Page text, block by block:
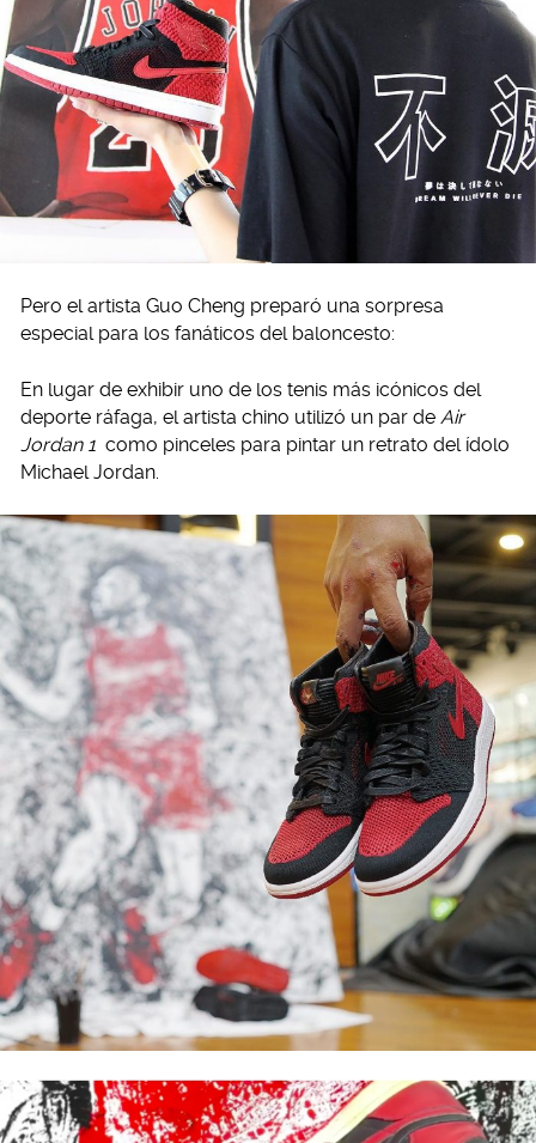
Pero el artista Guo Cheng preparó una sorpresa
especial para los fanáticos del baloncesto:
En lugar de exhibir uno de los tenis más icónicos del
deporte ráfaga, el artista chino utilizó un par de Air
Jordan 1 como pinceles para pintar un retrato del ídolo
Michael Jordan.